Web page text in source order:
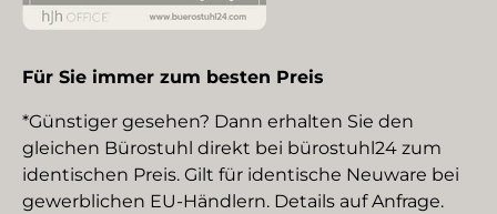
Für Sie immer zum besten Preis
*Günstiger gesehen? Dann erhalten Sie den
gleichen Bürostuhl direkt bei bürostuhl24 zum
identischen Preis. Gilt für identische Neuware bei
gewerblichen EU-Händlern. Details auf Anfrage.